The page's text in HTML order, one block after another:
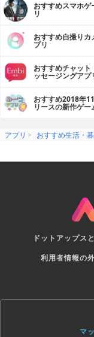
おすすめスマホゲ
リ
おすすめ自撮りカ
プリ
おすすめチャット
ッセージングアプ
おすすめ2018年
リースの新作ゲー
アプリ おすすめ生活・
ドットアップス
利用者情報の
マ